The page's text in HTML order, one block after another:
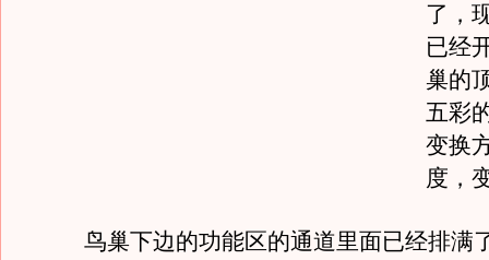
了，
已经
巢的
五彩
变换
度，
鸟巢下边的功能区的通道里面已经排满